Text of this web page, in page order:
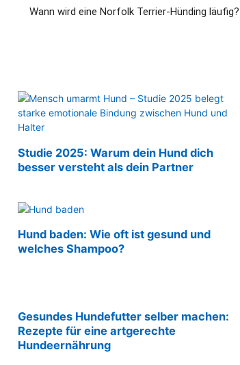
Wann wird eine Norfolk Terrier-Hünding läufig?
Studie 2025: Warum dein Hund dich
besser versteht als dein Partner
Hund baden: Wie oft ist gesund und
welches Shampoo?
Gesundes Hundefutter selber machen:
Rezepte für eine artgerechte
Hundeernährung